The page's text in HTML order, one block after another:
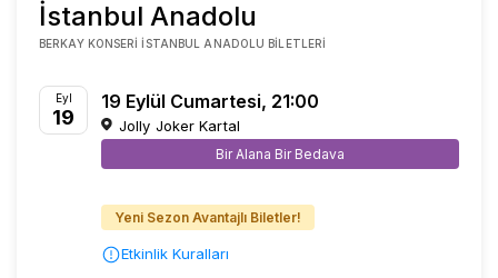
İstanbul Anadolu
BERKAY KONSERI İSTANBUL ANADOLU BILETLERI
Eyl
19
19 Eylül Cumartesi, 21:00
Jolly Joker Kartal
Bir Alana Bir Bedava
Yeni Sezon Avantajlı Biletler!
Etkinlik Kuralları